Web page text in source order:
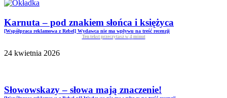
Karnuta – pod znakiem słońca i księżyca
[Współpraca reklamowa z Rebel] Wydawca nie ma wpływu na treść recenzji
Ten tekst przeczytasz w 4 minut
24 kwietnia 2026
Słowowskazy – słowa mają znaczenie!